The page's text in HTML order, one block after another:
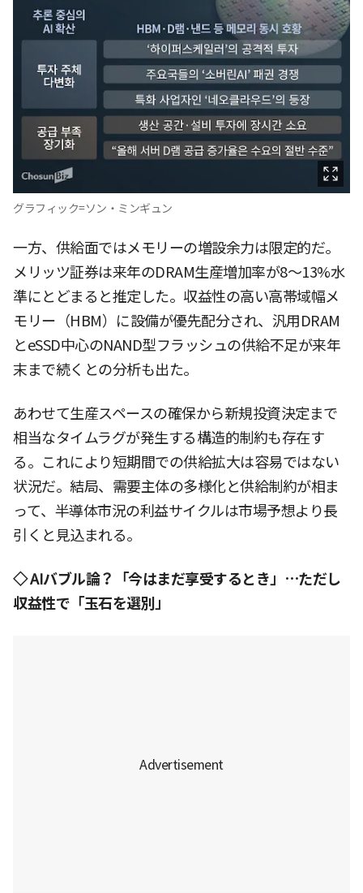
グラフィック=ソン・ミンギュン
一方、供給面ではメモリーの増設余力は限定的だ。
メリッツ証券は来年のDRAM生産増加率が8〜13%水
準にとどまると推定した。収益性の高い高帯域幅メ
モリー（HBM）に設備が優先配分され、汎用DRAM
とeSSD中心のNAND型フラッシュの供給不足が来年
末まで続くとの分析も出た。
あわせて生産スペースの確保から新規投資決定まで
相当なタイムラグが発生する構造的制約も存在す
る。これにより短期間での供給拡大は容易ではない
状況だ。結局、需要主体の多様化と供給制約が相ま
って、半導体市況の利益サイクルは市場予想より長
引くと見込まれる。
◇ AIバブル論？「今はまだ享受するとき」…ただし
収益性で「玉石を選別」